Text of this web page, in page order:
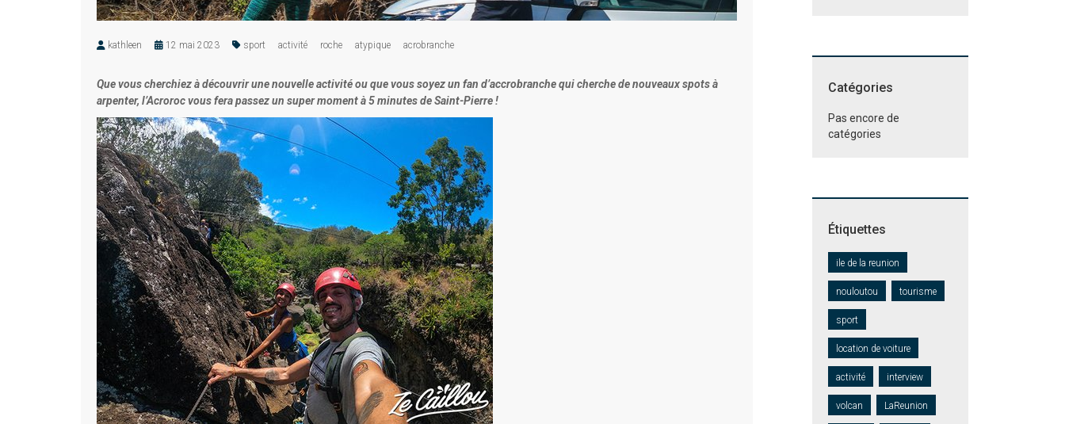
kathleen 12 mai 2023 sport activité roche atypique acrobranche
Que vous cherchiez à découvrir une nouvelle activité ou que vous soyez un fan d’accrobranche qui cherche de nouveaux spots à
arpenter, l’Acroroc vous fera passez un super moment à 5 minutes de Saint-Pierre !
Catégories
Pas encore de
catégories
Étiquettes
ile de la reunion
nouloutou tourisme
sport
location de voiture
activité interview
volcan LaReunion